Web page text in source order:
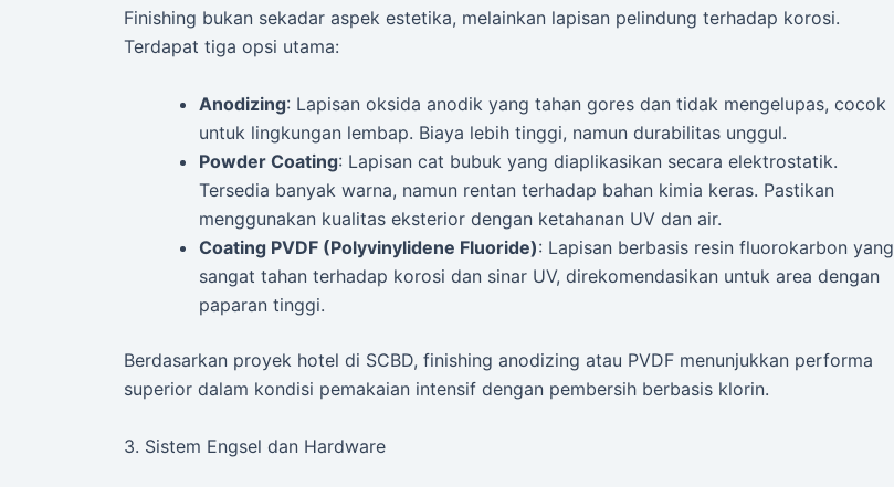
Finishing bukan sekadar aspek estetika, melainkan lapisan pelindung terhadap korosi.
Terdapat tiga opsi utama:
Anodizing: Lapisan oksida anodik yang tahan gores dan tidak mengelupas, cocok
untuk lingkungan lembap. Biaya lebih tinggi, namun durabilitas unggul.
Powder Coating: Lapisan cat bubuk yang diaplikasikan secara elektrostatik.
Tersedia banyak warna, namun rentan terhadap bahan kimia keras. Pastikan
menggunakan kualitas eksterior dengan ketahanan UV dan air.
Coating PVDF (Polyvinylidene Fluoride): Lapisan berbasis resin fluorokarbon yang
sangat tahan terhadap korosi dan sinar UV, direkomendasikan untuk area dengan
paparan tinggi.
Berdasarkan proyek hotel di SCBD, finishing anodizing atau PVDF menunjukkan performa
superior dalam kondisi pemakaian intensif dengan pembersih berbasis klorin.
3. Sistem Engsel dan Hardware